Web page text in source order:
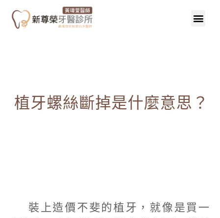
植牙螺絲斷掉是什麼意思？
裝上造價不斐的植牙，就像是買一